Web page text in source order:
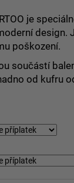
je
design.
poškození.
součástí
od kufru